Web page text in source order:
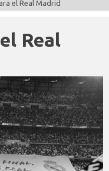
el Real Madrid
Real